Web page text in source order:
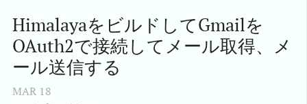
HimalayaをビルドしてGmailを
OAuth2で接続してメール取得、メ
ール送信する
MAR 18